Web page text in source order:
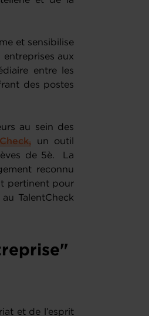
et sensibilise
entreprises aux
entre les
des postes
au sein des
un outil
de 5è. La
reconnu
pertinent pour
TalentCheck
et de l’esprit